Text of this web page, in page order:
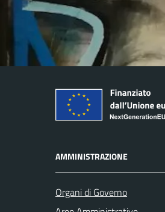
AMMINISTRAZIONE
Organi di Governo